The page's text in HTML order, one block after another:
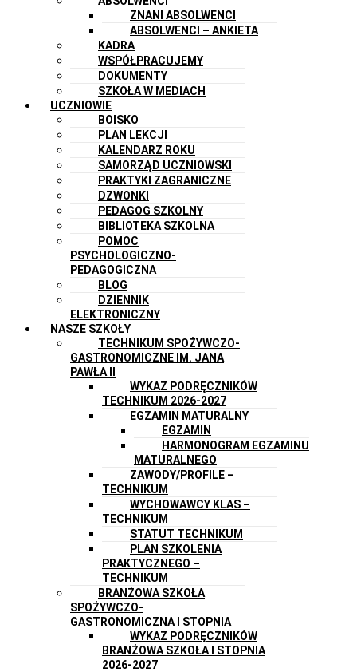
ZNANI ABSOLWENCI
ABSOLWENCI – ANKIETA
KADRA
WSPÓŁPRACUJEMY
DOKUMENTY
SZKOŁA W MEDIACH
UCZNIOWIE
BOISKO
PLAN LEKCJI
KALENDARZ ROKU
SAMORZĄD UCZNIOWSKI
PRAKTYKI ZAGRANICZNE
DZWONKI
PEDAGOG SZKOLNY
BIBLIOTEKA SZKOLNA
POMOC
PSYCHOLOGICZNO-
PEDAGOGICZNA
BLOG
DZIENNIK
ELEKTRONICZNY
NASZE SZKOŁY
TECHNIKUM SPOŻYWCZO-
GASTRONOMICZNE IM. JANA
PAWŁA II
WYKAZ PODRĘCZNIKÓW
TECHNIKUM 2026-2027
EGZAMIN MATURALNY
EGZAMIN
HARMONOGRAM EGZAMINU
MATURALNEGO
ZAWODY/PROFILE –
TECHNIKUM
WYCHOWAWCY KLAS –
TECHNIKUM
STATUT TECHNIKUM
PLAN SZKOLENIA
PRAKTYCZNEGO –
TECHNIKUM
BRANŻOWA SZKOŁA
SPOŻYWCZO-
GASTRONOMICZNA I STOPNIA
WYKAZ PODRĘCZNIKÓW
BRANŻOWA SZKOŁA I STOPNIA
2026-2027